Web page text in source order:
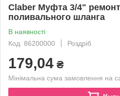
Claber Муфта 3/4"
поливального шланга
В наявності
Код: 86200000
Роздріб
179,04 ₴
Мінімальна сума замовлення на